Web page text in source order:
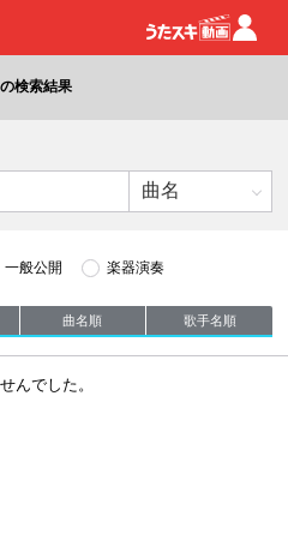
検索結果
一般公開 楽器演奏
曲名順 歌手名順
んでした。